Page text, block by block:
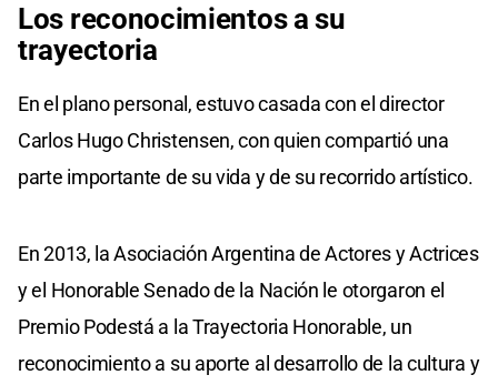
Los reconocimientosa su
trayectoria
En el plano personal, estuvo casada con el director
Carlos Hugo Christensen, con quien compartió una
parte importante de su vida y de su recorrido artístico.
En 2013, la Asociación Argentina de Actores y Actrices
y el Honorable Senado de la Nación le otorgaron el
Premio Podestá a la Trayectoria Honorable, un
reconocimiento a su aporte al desarrollo de la cultura y